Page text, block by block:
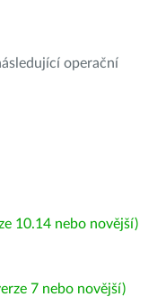
operační
10.14 nebo novější)
7 nebo novější)